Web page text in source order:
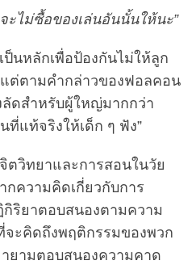
ะไม่ซื้อของเล่นอันนั้นให้นะ”
นหลักเพื่อป้องกันไม่ให้ลูก
ต่ตามคำกล่าวของฟอลคอน
ลัดสำหรับผู้ใหญ่มากกว่า
ที่แท้จริงให้เด็ก ๆ ฟัง”
ตวิทยาและการสอนในวัย
ความคิดเกี่ยวกับการ
กิริยาตอบสนองตามความ
ะคิดถึงพฤติกรรมของพวก
ายามตอบสนองความคาด